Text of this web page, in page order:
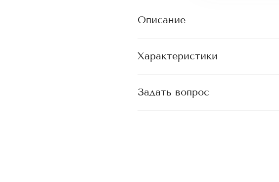
Описание
Характеристики
Задать вопрос